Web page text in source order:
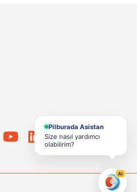
Pilburada Asistan
Size nasıl yardımcı
olabilirim?
AI